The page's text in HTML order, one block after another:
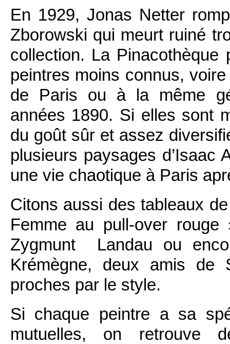
En 1929, Jonas Netter
Zborowski qui meurt ruiné
collection. La
peintres moins connus,
de Paris ou à la même
années 1890. Si elles sont
du goût sûr et assez
plusieurs paysages d’Isaac
une vie chaotique à Paris
Citons aussi des tableaux
Femme au pull-over rouge
Zygmunt Landau ou
Krémègne, deux amis
proches par le style.
Si chaque peintre a sa
mutuelles, on retrouve